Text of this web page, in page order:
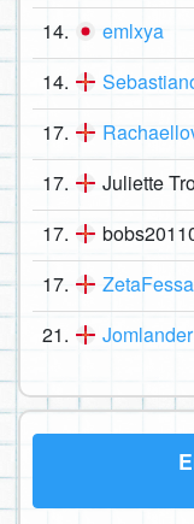
14. emlxya
14.
17.
17. Juliette
17.
17. ZetaFessa
21. Jomlander